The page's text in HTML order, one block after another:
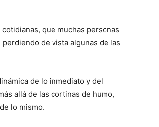
que muchas personas
de vista algunas de las
de lo inmediato y del
allá de las cortinas de humo,
lo mismo.